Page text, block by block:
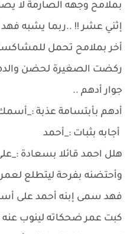
بملامح وجهه الصارمة لا
إثني عشر !! ..ربما يشبه فهد
أخر بملامح تحمل
ركضت الصغيرة لحضن
جوار أدهم ..
أدهم بأبتسامة عذبة :_أسمك
أجابه بثبات :_أحمد
هلل احمد قائلا بسعادة
وأحتضنه بفرحة ليتطلع
فهد سمى إبنه أحمد على
كبت عمر ضحكاته لينوب عنه